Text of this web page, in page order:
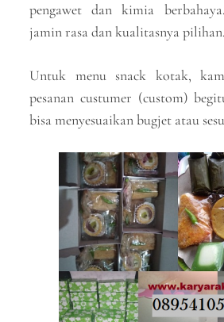
pengawet dan kimia
jamin rasa dan kualitasnya pilihan.
Untuk menu snack kotak,
pesanan custumer (custom)
bisa menyesuaikan bugjet atau